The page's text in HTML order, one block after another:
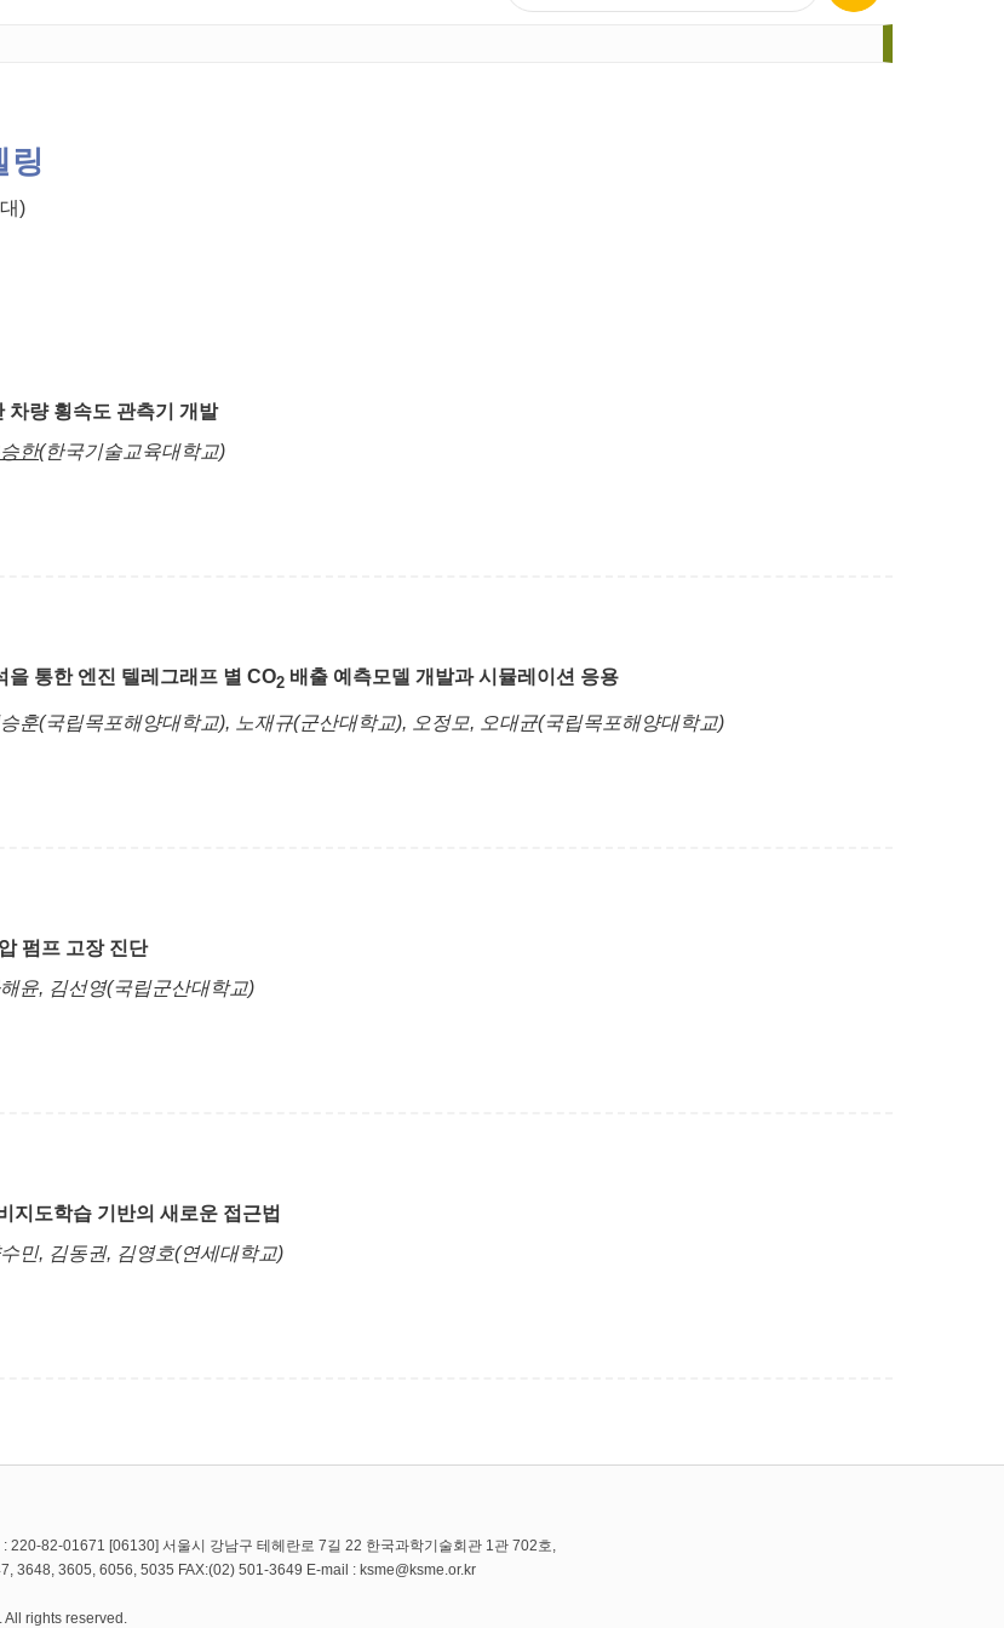
링
)
차량 횡속도 관측기 개발
한(한국기술교육대학교)
을 통한 엔진 텔레그래프 별 CO2 배출 예측모델 개발과 시뮬레이션 응용
훈(국립목포해양대학교), 노재규(군산대학교), 오정모, 오대균(국립목포해양대학교)
펌프 고장 진단
윤, 김선영(국립군산대학교)
지도학습 기반의 새로운 접근법
민, 김동권, 김영호(연세대학교)
220-82-01671 [06130] 서울시 강남구 테헤란로 7길 22 한국과학기술회관 1관 702호,
3648, 3605, 6056, 5035 FAX:(02) 501-3649 E-mail : ksme@ksme.or.kr
rights reserved.